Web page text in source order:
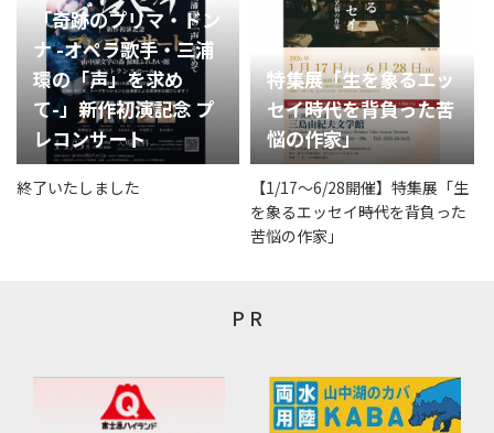
「奇跡のプリマ・ドン
ナ -オペラ歌手・三浦
環の「声」を求め
て-」新作初演記念 プ
レコンサート
終了いたしました
特集展「生を象るエッ
セイ――時代を背負った苦
悩の作家」
【1/17～6/28開催】特集展「生
を象るエッセイ――時代を背負った
苦悩の作家」
P R